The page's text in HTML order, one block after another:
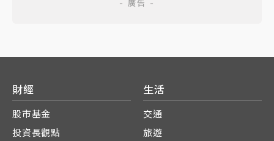
財經
股市基金
投資長觀點
生活
交通
旅遊